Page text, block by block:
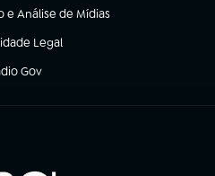
Análise de Mídias
Legal
nova aba)
Gov
em nova aba)